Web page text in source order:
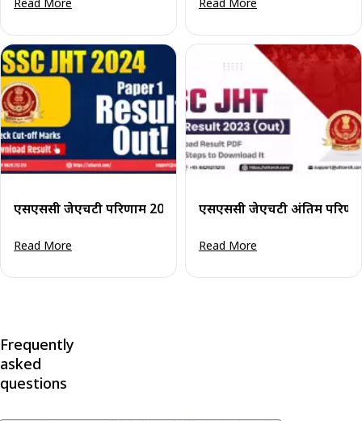
एसएससी जेएचटी परिणाम 2024 पेपर 1 हेतु जारी: कट-ऑफ अंक
Read More
एसएससी जेएचटी अंतिम
Read More
Frequently
asked
questions